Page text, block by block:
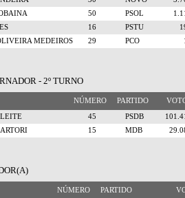
50 PSOL
16 PSTU
MEDEIROS 29 PCO
- 2º TURNO
NÚMERO PARTIDO
45 PSDB
15 MDB
NÚMERO PARTIDO